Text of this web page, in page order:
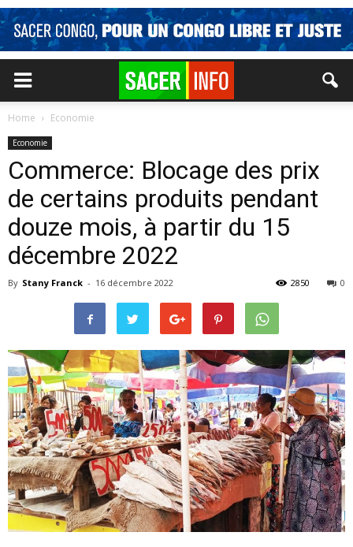
Home Economie
Economie
Commerce: Blocage des prix
de certains produits pendant
douze mois, à partir du 15
décembre 2022
By Stany Franck - 16 décembre 2022 0
2850